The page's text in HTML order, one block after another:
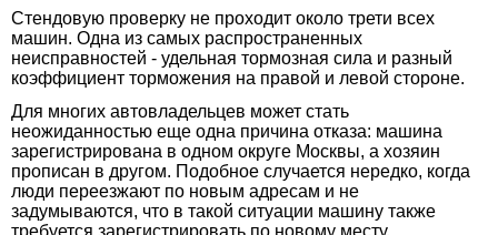
Стендовую проверку не проходит около трети всех
машин. Одна из самых распространенных
неисправностей - удельная тормозная сила и разный
коэффициент торможения на правой и левой стороне.
Для многих автовладельцев может стать
неожиданностью еще одна причина отказа: машина
зарегистрирована в одном округе Москвы, а хозяин
прописан в другом. Подобное случается нередко, когда
люди переезжают по новым адресам и не
задумываются, что в такой ситуации машину также
требуется зарегистрировать по новому месту.